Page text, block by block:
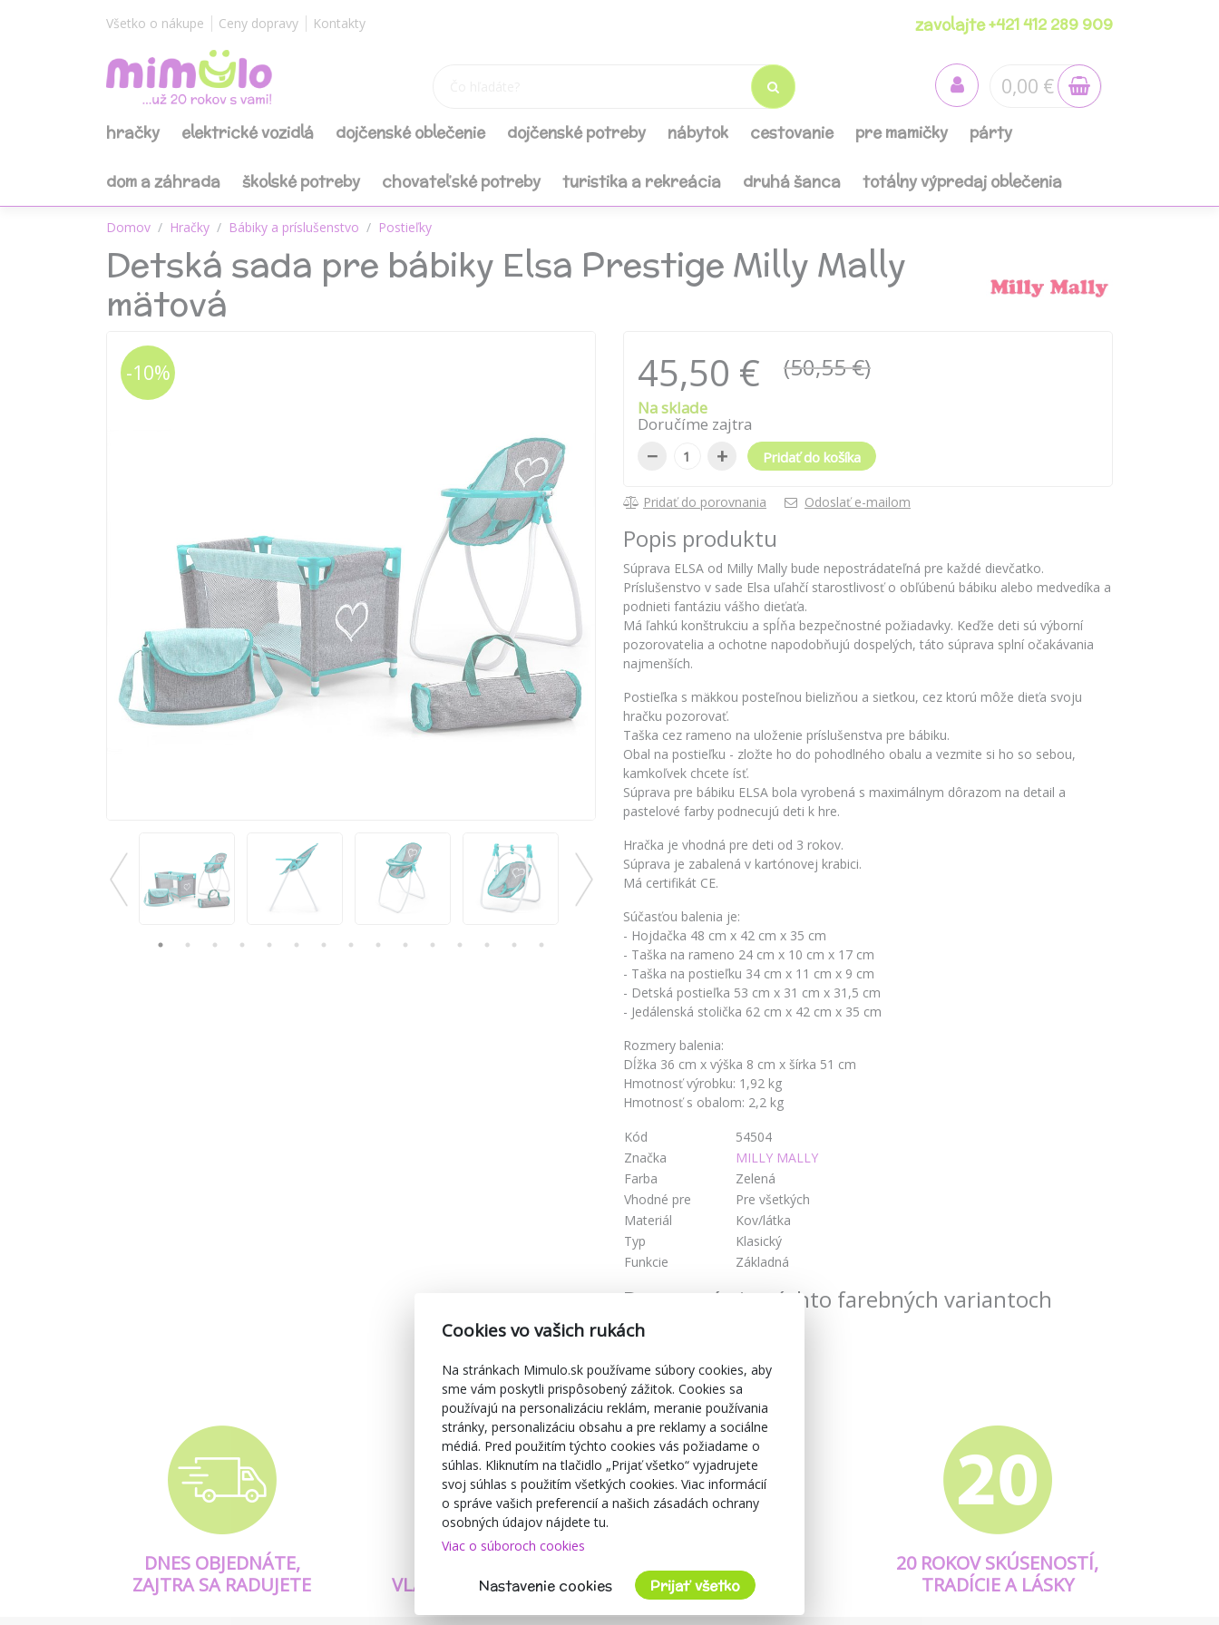
Všetko o nákupe Ceny dopravy Kontakty zavolajte +421 412 289 909
0,00 €
hračky elektrické vozidlá dojčenské oblečenie dojčenské potreby nábytok cestovanie pre mamičky párty
dom a záhrada školské potreby chovateľské potreby turistika a rekreácia druhá šanca totálny výpredaj oblečenia
Domov Hračky Bábiky a príslušenstvo Postieľky
Detská sada pre bábiky Elsa Prestige Milly Mally
mätová
-10% 45,50 € (50,55 €)
Na sklade
Doručíme zajtra
− + Pridať do košíka
Pridať do porovnania Odoslať e-mailom
Popis produktu
Súprava ELSA od Milly Mally bude nepostrádateľná pre každé dievčatko.
Príslušenstvo v sade Elsa uľahčí starostlivosť o obľúbenú bábiku alebo medvedíka a
podnieti fantáziu vášho dieťaťa.
Má ľahkú konštrukciu a spĺňa bezpečnostné požiadavky. Keďže deti sú výborní
pozorovatelia a ochotne napodobňujú dospelých, táto súprava splní očakávania
najmenších.
Postieľka s mäkkou posteľnou bielizňou a sieťkou, cez ktorú môže dieťa svoju
hračku pozorovať.
Taška cez rameno na uloženie príslušenstva pre bábiku.
Obal na postieľku - zložte ho do pohodlného obalu a vezmite si ho so sebou,
kamkoľvek chcete ísť.
Súprava pre bábiku ELSA bola vyrobená s maximálnym dôrazom na detail a
pastelové farby podnecujú deti k hre.
Hračka je vhodná pre deti od 3 rokov.
Súprava je zabalená v kartónovej krabici.
Má certifikát CE.
Súčasťou balenia je:
- Hojdačka 48 cm x 42 cm x 35 cm
- Taška na rameno 24 cm x 10 cm x 17 cm
- Taška na postieľku 34 cm x 11 cm x 9 cm
- Detská postieľka 53 cm x 31 cm x 31,5 cm
- Jedálenská stolička 62 cm x 42 cm x 35 cm
Rozmery balenia:
Dĺžka 36 cm x výška 8 cm x šírka 51 cm
Hmotnosť výrobku: 1,92 kg
Hmotnosť s obalom: 2,2 kg
Kód
54504
Značka
MILLY MALLY
Farba
Zelená
Vhodné pre
Pre všetkých
Materiál
Kov/látka
Typ
Klasický
Funkcie
Základná
Dostupné aj v týchto farebných variantoch
DNES OBJEDNÁTE,
ZAJTRA SA RADUJETE
VLASTNÉ PRODUKTY
A KVALITA
20 ROKOV SKÚSENOSTÍ,
TRADÍCIE A LÁSKY
Cookies vo vašich rukách
Na stránkach Mimulo.sk používame súbory cookies, aby
sme vám poskytli prispôsobený zážitok. Cookies sa
používajú na personalizáciu reklám, meranie používania
stránky, personalizáciu obsahu a pre reklamy a sociálne
médiá. Pred použitím týchto cookies vás požiadame o
súhlas. Kliknutím na tlačidlo „Prijať všetko“ vyjadrujete
svoj súhlas s použitím všetkých cookies. Viac informácií
o správe vašich preferencií a našich zásadách ochrany
osobných údajov nájdete tu.
Viac o súboroch cookies
Nastavenie cookies Prijať všetko